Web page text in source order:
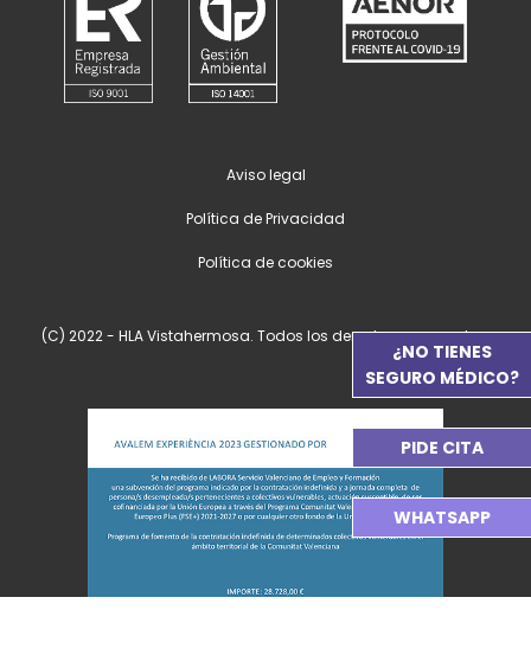
(C) 2022 - HLA Vistahermosa. Todos los derechos reservados.
Aviso legal
Política de Privacidad
Política de cookies
¿NO TIENES
SEGURO MÉDICO?
PIDE CITA
WHATSAPP